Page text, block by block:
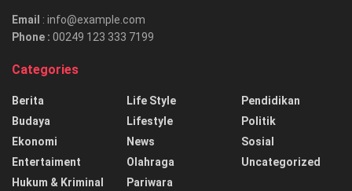
Email : info@example.com
Phone : 00249 123 333 7199
Categories
Berita
Budaya
Ekonomi
Entertaiment
Hukum & Kriminal
Life Style
Lifestyle
News
Olahraga
Pariwara
Pendidikan
Politik
Sosial
Uncategorized